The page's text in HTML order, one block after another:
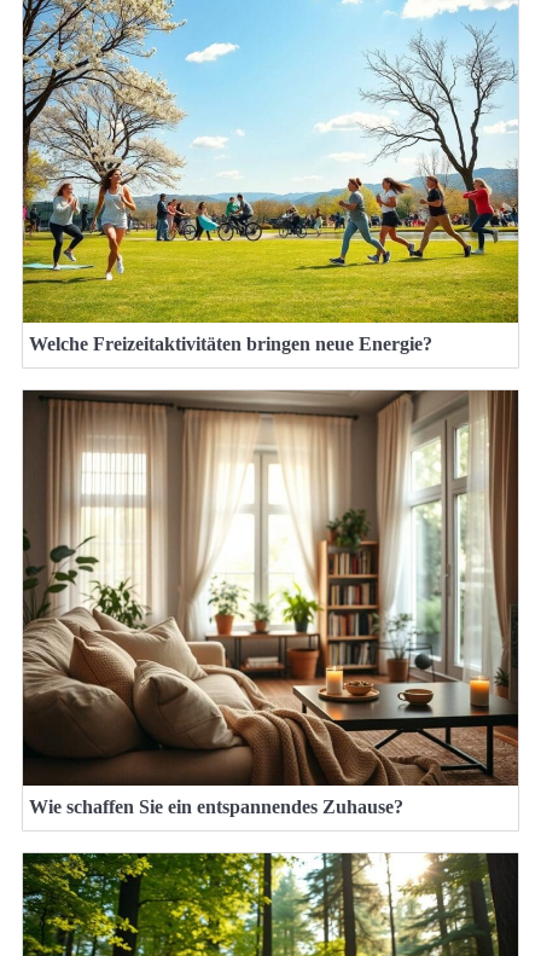
Welche Freizeitaktivitäten bringen neue Energie?
Wie schaffen Sie ein entspannendes Zuhause?